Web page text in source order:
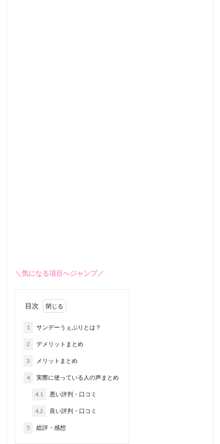
＼気になる項目へジャンプ／
目次
1 サンデーうぇぶりとは？
2 デメリットまとめ
3 メリットまとめ
4 実際に使っている人の声まとめ
4.1 悪い評判・口コミ
4.2 良い評判・口コミ
5 総評・感想